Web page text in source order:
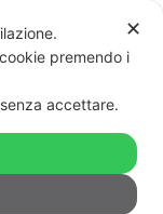
“Quel
presso di
✕
premendo i
accettare.